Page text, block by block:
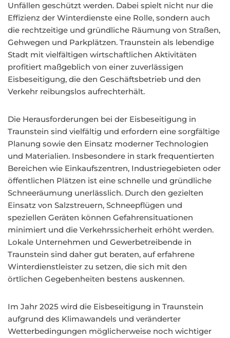
Unfällen geschützt werden. Dabei spielt nicht nur die
Effizienz der Winterdienste eine Rolle, sondern auch
die rechtzeitige und gründliche Räumung von Straßen,
Gehwegen und Parkplätzen. Traunstein als lebendige
Stadt mit vielfältigen wirtschaftlichen Aktivitäten
profitiert maßgeblich von einer zuverlässigen
Eisbeseitigung, die den Geschäftsbetrieb und den
Verkehr reibungslos aufrechterhält.
Die Herausforderungen bei der Eisbeseitigung in
Traunstein sind vielfältig und erfordern eine sorgfältige
Planung sowie den Einsatz moderner Technologien
und Materialien. Insbesondere in stark frequentierten
Bereichen wie Einkaufszentren, Industriegebieten oder
öffentlichen Plätzen ist eine schnelle und gründliche
Schneeräumung unerlässlich. Durch den gezielten
Einsatz von Salzstreuern, Schneepflügen und
speziellen Geräten können Gefahrensituationen
minimiert und die Verkehrssicherheit erhöht werden.
Lokale Unternehmen und Gewerbetreibende in
Traunstein sind daher gut beraten, auf erfahrene
Winterdienstleister zu setzen, die sich mit den
örtlichen Gegebenheiten bestens auskennen.
Im Jahr 2025 wird die Eisbeseitigung in Traunstein
aufgrund des Klimawandels und veränderter
Wetterbedingungen möglicherweise noch wichtiger